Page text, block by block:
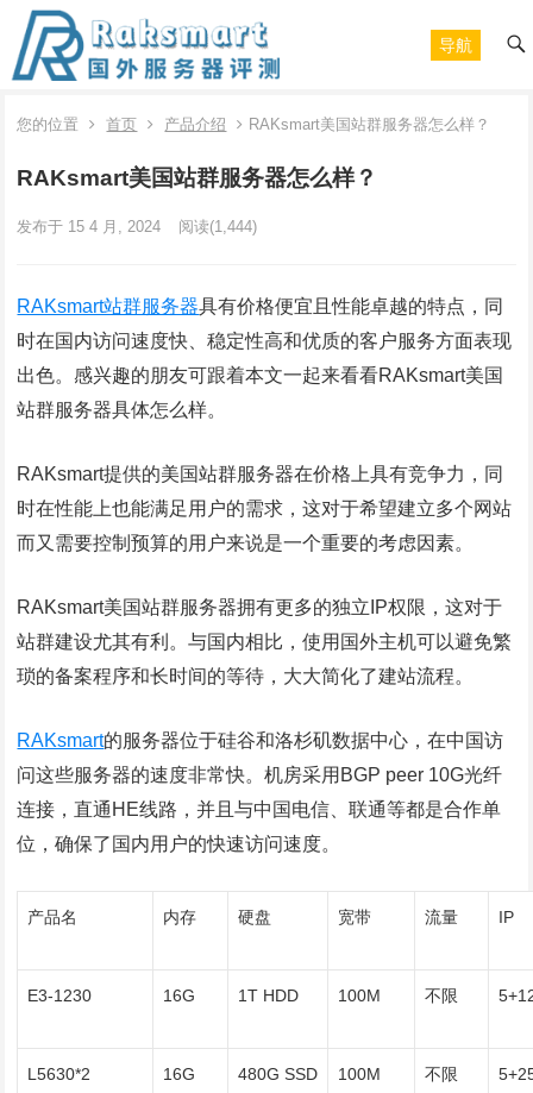
导航
您的位置 首页 产品介绍 RAKsmart美国站群服务器怎么样？
RAKsmart美国站群服务器怎么样？
发布于 15 4 月, 2024 阅读(1,444)
RAKsmart站群服务器具有价格便宜且性能卓越的特点，同
时在国内访问速度快、稳定性高和优质的客户服务方面表现
出色。感兴趣的朋友可跟着本文一起来看看RAKsmart美国
站群服务器具体怎么样。
RAKsmart提供的美国站群服务器在价格上具有竞争力，同
时在性能上也能满足用户的需求，这对于希望建立多个网站
而又需要控制预算的用户来说是一个重要的考虑因素。
RAKsmart美国站群服务器拥有更多的独立IP权限，这对于
站群建设尤其有利。与国内相比，使用国外主机可以避免繁
琐的备案程序和长时间的等待，大大简化了建站流程。
RAKsmart的服务器位于硅谷和洛杉矶数据中心，在中国访
问这些服务器的速度非常快。机房采用BGP peer 10G光纤
连接，直通HE线路，并且与中国电信、联通等都是合作单
位，确保了国内用户的快速访问速度。
产品名 内存 硬盘 宽带 流量 IP
E3-1230 16G 1T HDD 100M 不限
L5630*2 16G 480G SSD 100M 不限